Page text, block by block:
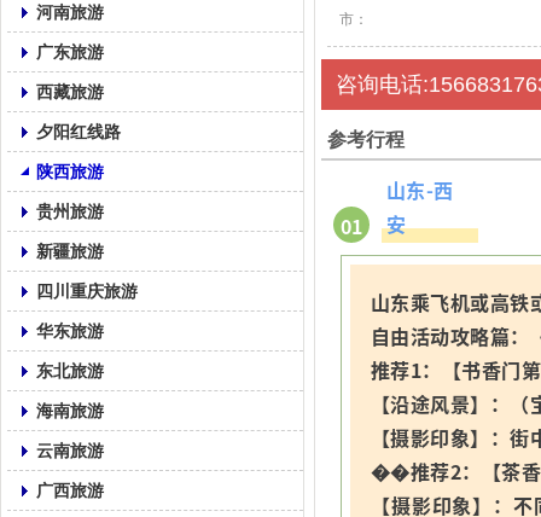
河南旅游
广东旅游
西藏旅游
夕阳红线路
陕西旅游
贵州旅游
新疆旅游
四川重庆旅游
华东旅游
东北旅游
海南旅游
云南旅游
广西旅游
市：
咨询电话
参考行程
01
山东-西
安
山东乘飞机或高铁
自由活动攻略篇
推荐1：【书香门
【沿途风景】：
【摄影印象】：
��推荐2：【茶
【摄影印象】：